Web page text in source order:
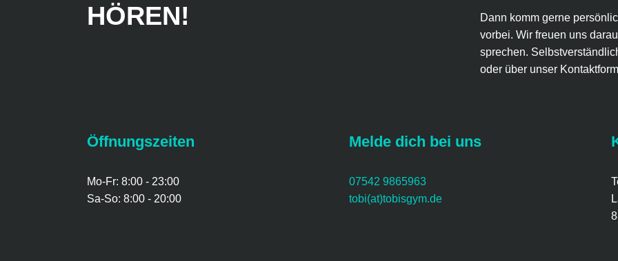
HÖREN!
Dann komm gerne
vorbei. Wir freuen uns
sprechen.
oder über unser
Öffnungszeiten
Mo-Fr: 8:00 - 23:00
Sa-So: 8:00 - 20:00
Melde dich bei uns
07542 9865963
tobi(at)tobisgym.de